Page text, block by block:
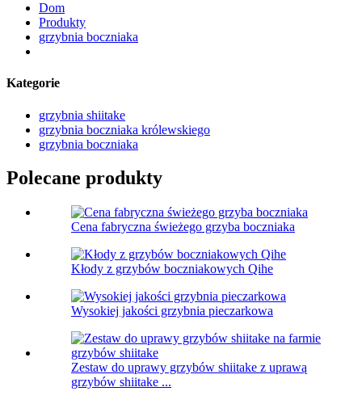
Dom
Produkty
grzybnia boczniaka
Kategorie
grzybnia shiitake
grzybnia boczniaka królewskiego
grzybnia boczniaka
Polecane produkty
Cena fabryczna świeżego grzyba boczniaka
Kłody z grzybów boczniakowych Qihe
Wysokiej jakości grzybnia pieczarkowa
Zestaw do uprawy grzybów shiitake z uprawą
grzybów shiitake ...